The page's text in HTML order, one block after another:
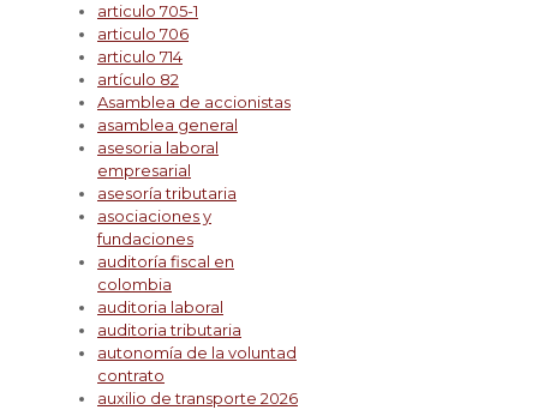
articulo 705-1
articulo 706
articulo 714
artículo 82
Asamblea de accionistas
asamblea general
asesoria laboral
empresarial
asesoría tributaria
asociaciones y
fundaciones
auditoría fiscal en
colombia
auditoria laboral
auditoria tributaria
autonomía de la voluntad
contrato
auxilio de transporte 2026